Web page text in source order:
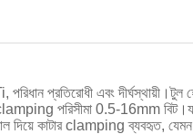
পরিধান প্রতিরোধী এবং
পরিসীমা 0.5-16mm
রোল দিয়ে কাটার clamping ব্যবহৃত,